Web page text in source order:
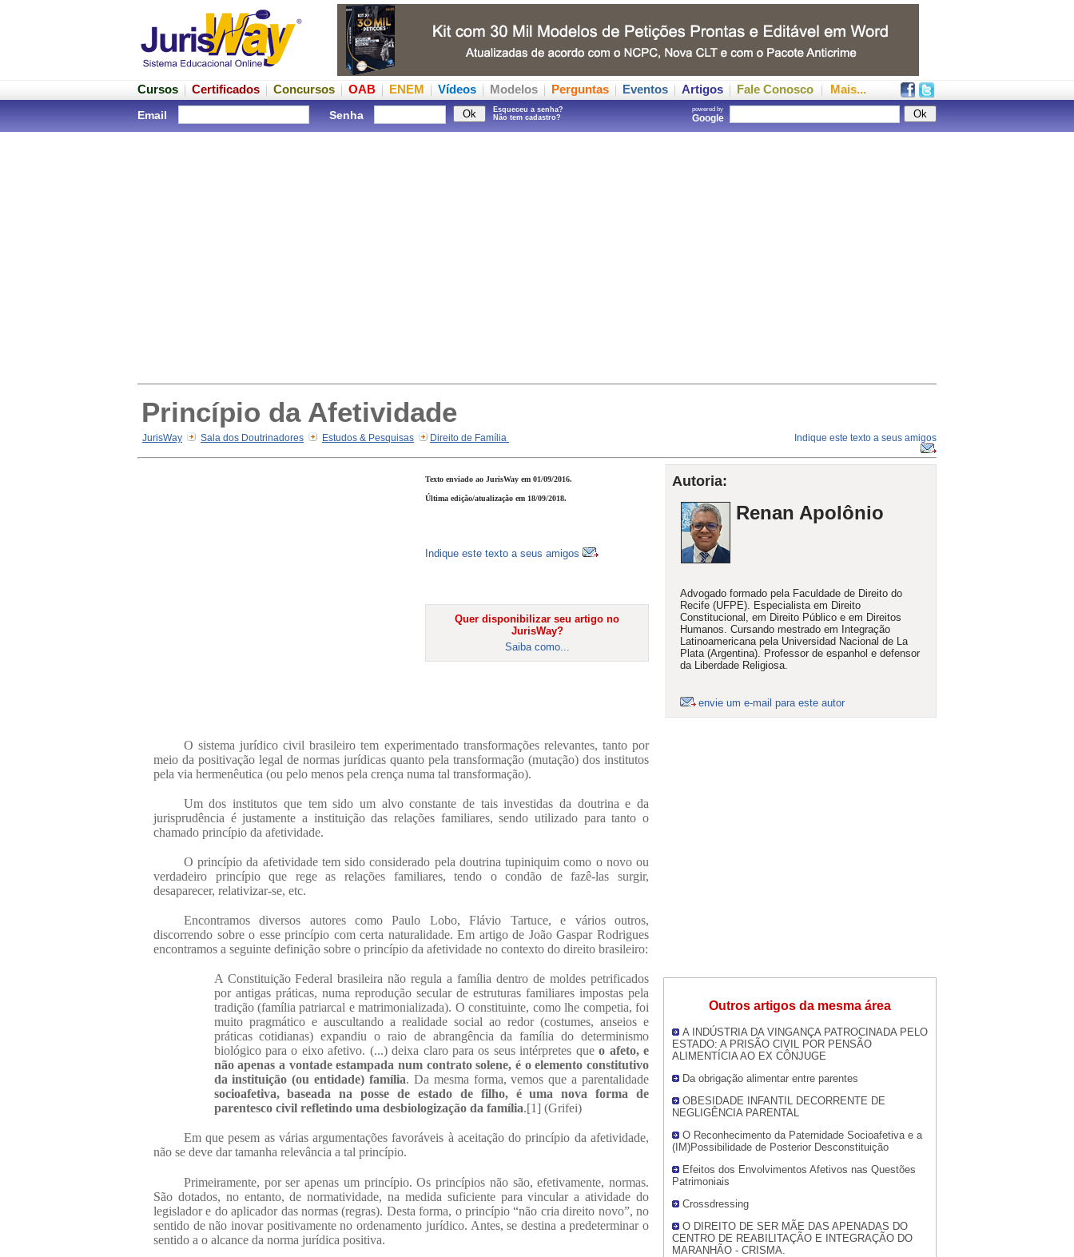
Cursos Certificados Concursos OAB ENEM Vídeos Modelos Perguntas Eventos Artigos Fale Conosco Mais...
Email Senha
Esqueceu a senha?
Não tem cadastro?
powered by
Google
Princípio da Afetividade
JurisWay Sala dos Doutrinadores Estudos & Pesquisas Direito de Família Indique este texto a seus amigos
Autoria:
Renan Apolônio
Advogado formado pela Faculdade de Direito do
Recife (UFPE). Especialista em Direito
Constitucional, em Direito Público e em Direitos
Humanos. Cursando mestrado em Integração
Latinoamericana pela Universidad Nacional de La
Plata (Argentina). Professor de espanhol e defensor
da Liberdade Religiosa.
envie um e-mail para este autor
Outros artigos da mesma área
A INDÚSTRIA DA VINGANÇA PATROCINADA PELO
ESTADO: A PRISÃO CIVIL POR PENSÃO
ALIMENTÍCIA AO EX CÔNJUGE
Da obrigação alimentar entre parentes
OBESIDADE INFANTIL DECORRENTE DE
NEGLIGÊNCIA PARENTAL
O Reconhecimento da Paternidade Socioafetiva e a
(IM)Possibilidade de Posterior Desconstituição
Efeitos dos Envolvimentos Afetivos nas Questões
Patrimoniais
Crossdressing
O DIREITO DE SER MÃE DAS APENADAS DO
CENTRO DE REABILITAÇÃO E INTEGRAÇÃO DO
MARANHÃO - CRISMA.
Texto enviado ao JurisWay em 01/09/2016.
Última edição/atualização em 18/09/2018.
Indique este texto a seus amigos
Quer disponibilizar seu artigo no
JurisWay?
Saiba como...
O sistema jurídico civil brasileiro tem experimentado transformações relevantes, tanto por
meio da positivação legal de normas jurídicas quanto pela transformação (mutação) dos institutos
pela via hermenêutica (ou pelo menos pela crença numa tal transformação).
Um dos institutos que tem sido um alvo constante de tais investidas da doutrina e da
jurisprudência é justamente a instituição das relações familiares, sendo utilizado para tanto o
chamado princípio da afetividade.
O princípio da afetividade tem sido considerado pela doutrina tupiniquim como o novo ou
verdadeiro princípio que rege as relações familiares, tendo o condão de fazê-las surgir,
desaparecer, relativizar-se, etc.
Encontramos diversos autores como Paulo Lobo, Flávio Tartuce, e vários outros,
discorrendo sobre o esse princípio com certa naturalidade. Em artigo de João Gaspar Rodrigues
encontramos a seguinte definição sobre o princípio da afetividade no contexto do direito brasileiro:
A Constituição Federal brasileira não regula a família dentro de moldes petrificados
por antigas práticas, numa reprodução secular de estruturas familiares impostas pela
tradição (família patriarcal e matrimonializada). O constituinte, como lhe competia, foi
muito pragmático e auscultando a realidade social ao redor (costumes, anseios e
práticas cotidianas) expandiu o raio de abrangência da família do determinismo
biológico para o eixo afetivo. (...) deixa claro para os seus intérpretes queo afeto, e
não apenas a vontade estampada num contrato solene, é o elemento constitutivo
da instituição (ou entidade) família. Da mesma forma, vemos que a parentalidade
socioafetiva, baseada na posse de estado de filho, é uma nova forma de
parentesco civil refletindo uma desbiologização da família.[1] (Grifei)
Em que pesem as várias argumentações favoráveis à aceitação do princípio da afetividade,
não se deve dar tamanha relevância a tal princípio.
Primeiramente, por ser apenas um princípio. Os princípios não são, efetivamente, normas.
São dotados, no entanto, de normatividade, na medida suficiente para vincular a atividade do
legislador e do aplicador das normas (regras). Desta forma, o princípio “não cria direito novo”, no
sentido de não inovar positivamente no ordenamento jurídico. Antes, se destina a predeterminar o
sentido a o alcance da norma jurídica positiva.